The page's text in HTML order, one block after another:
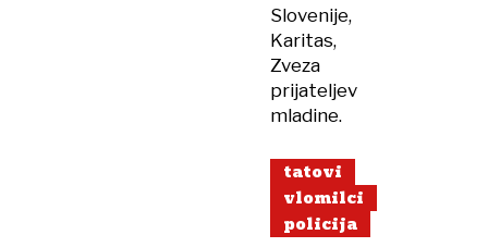
Slovenije,
Karitas,
Zveza
prijateljev
mladine.
tatovi
vlomilci
policija